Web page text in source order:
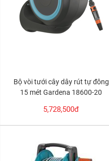
Bộ vòi tưới cây dây rút tự đông
15 mét Gardena 18600-20
5,728,500đ